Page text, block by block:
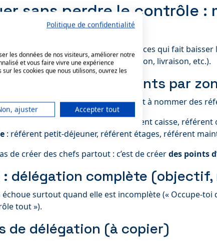
sans perdre le contrôle
management est l’une des compétences qui fait
(litige client, encaissement, réception, livraison, etc.).
: identifier des référents par
CHR, vous gagnez énormément à nommer des
: référent bar, référent pass, référent caisse,
: référent petit-déjeuner, référent étages, référent
de créer des chefs partout : c’est de créerdes points
: délégation complète
échoue surtout quand elle est incomplète (« Occupe-
tout »).
de délégation (à copier)
Politique de confidentialité
les données de nos visiteurs, améliorer notre
et vous faire vivre une expérience
les cookies que nous utilisons, ouvrez les
ajuster Accepter tout